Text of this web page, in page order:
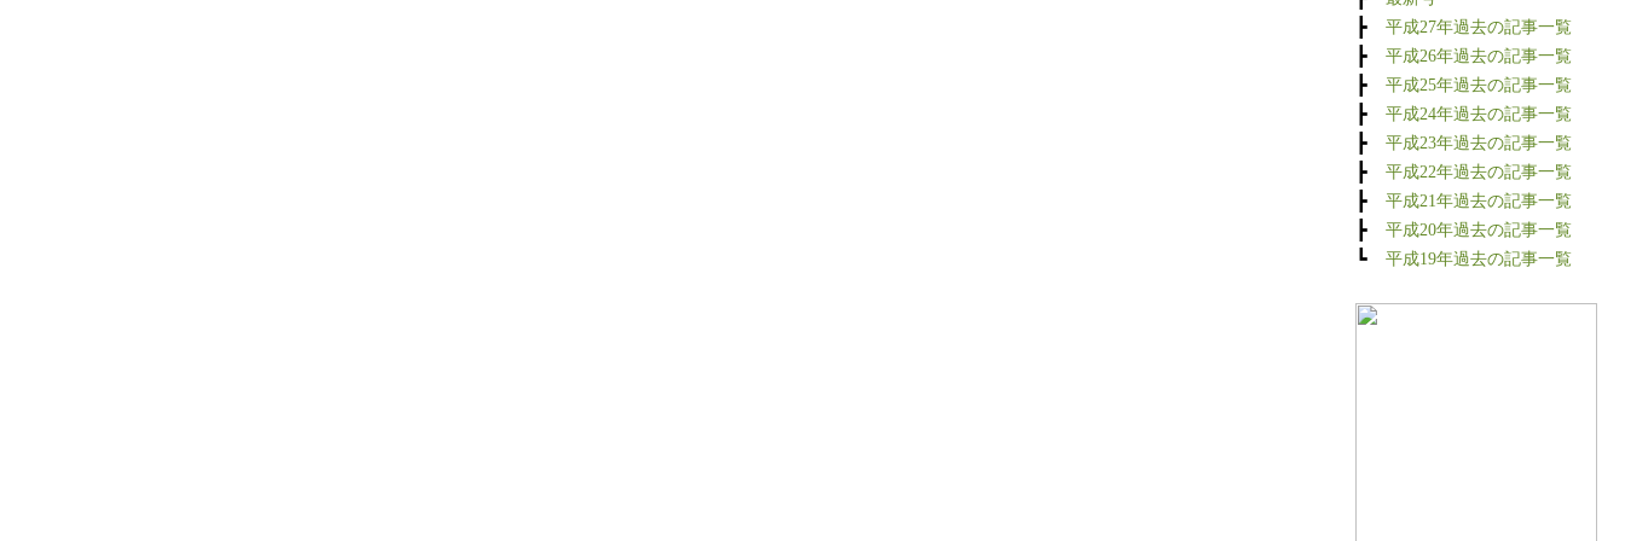
┣ 平成27年過去の記事一覧
┣ 平成26年過去の記事一覧
┣ 平成25年過去の記事一覧
┣ 平成24年過去の記事一覧
┣ 平成23年過去の記事一覧
┣ 平成22年過去の記事一覧
┣ 平成21年過去の記事一覧
┣ 平成20年過去の記事一覧
┗ 平成19年過去の記事一覧